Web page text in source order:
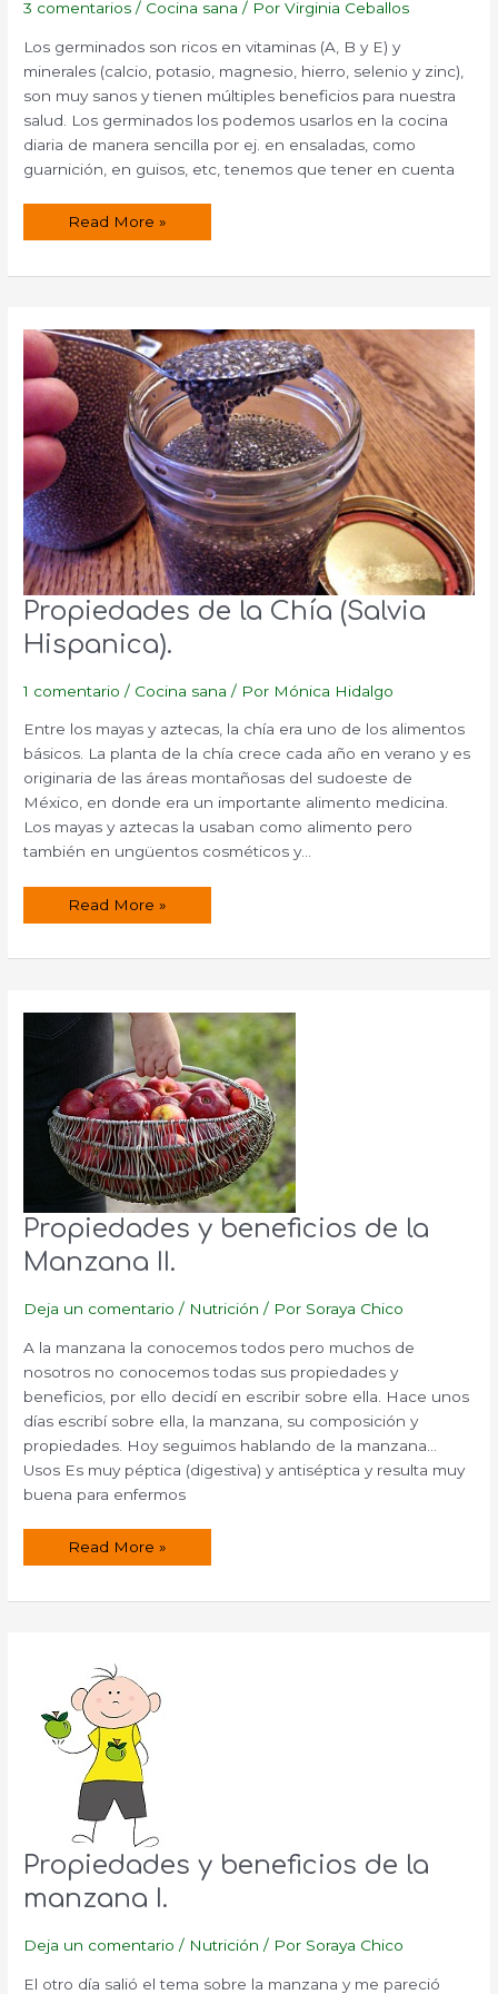
3 comentarios / Cocina sana / PorVirginia Ceballos
Los germinados son ricos en vitaminas (A, B y E) y
minerales (calcio, potasio, magnesio, hierro, selenio y zinc),
son muy sanos y tienen múltiples beneficios para nuestra
salud. Los germinados los podemos usarlos en la cocina
diaria de manera sencilla por ej. en ensaladas, como
guarnición, en guisos, etc, tenemos que tener en cuenta
Beneficios
Read More »
Propiedades de la Chía (Salvia
Hispanica).
1 comentario / Cocina sana / Por Mónica Hidalgo
Entre los mayas y aztecas, la chía era uno de los alimentos
básicos. La planta de la chía crece cada año en verano y es
originaria de las áreas montañosas del sudoeste de
México, en donde era un importante alimento medicina.
Los mayas y aztecas la usaban como alimento pero
también en ungüentos cosméticos y…
Propiedades
(Salvia
Read More »
Propiedades y beneficios de la
Manzana II.
Deja un comentario / Nutrición / Por Soraya Chico
A la manzana la conocemos todos pero muchos de
nosotros no conocemos todas sus propiedades y
beneficios, por ello decidí en escribir sobre ella. Hace unos
días escribí sobre ella, la manzana, su composición y
propiedades. Hoy seguimos hablando de la manzana…
Usos Es muy péptica (digestiva) y antiséptica y resulta muy
buena para enfermos
Propiedades
la
Read More »
Propiedades y beneficios de la
manzana I.
Deja un comentario / Nutrición / Por Soraya Chico
El otro día salió el tema sobre la manzana y me pareció